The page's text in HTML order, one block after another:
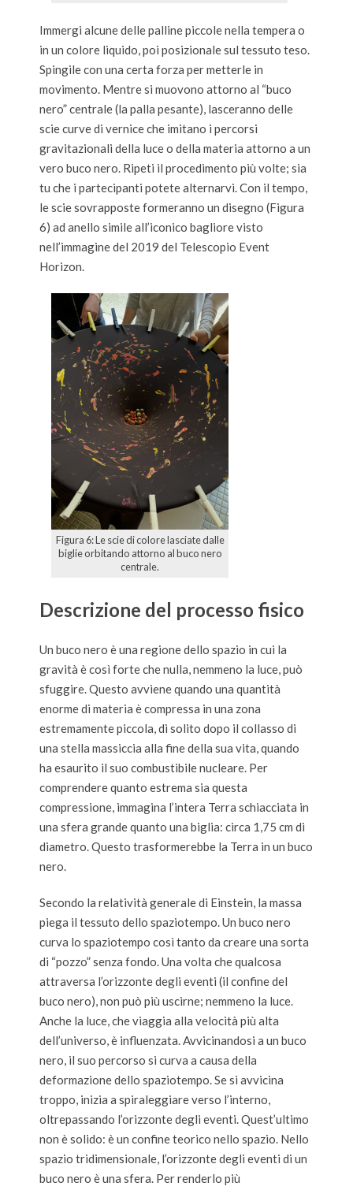
Immergi alcune delle palline piccole nella tempera o
in un colore liquido, poi posizionale sul tessuto teso.
Spingile con una certa forza per metterle in
movimento. Mentre si muovono attorno al “buco
nero” centrale (la palla pesante), lasceranno delle
scie curve di vernice che imitano i percorsi
gravitazionali della luce o della materia attorno a un
vero buco nero. Ripeti il procedimento più volte; sia
tu che i partecipanti potete alternarvi. Con il tempo,
le scie sovrapposte formeranno un disegno (Figura
6) ad anello simile all’iconico bagliore visto
nell’immagine del 2019 del Telescopio Event
Horizon.
Figura 6: Le scie di colore lasciate dalle
biglie orbitando attorno al buco nero
centrale.
Descrizione del processo fisico
Un buco nero è una regione dello spazio in cui la
gravità è così forte che nulla, nemmeno la luce, può
sfuggire. Questo avviene quando una quantità
enorme di materia è compressa in una zona
estremamente piccola, di solito dopo il collasso di
una stella massiccia alla fine della sua vita, quando
ha esaurito il suo combustibile nucleare. Per
comprendere quanto estrema sia questa
compressione, immagina l’intera Terra schiacciata in
una sfera grande quanto una biglia: circa 1,75 cm di
diametro. Questo trasformerebbe la Terra in un buco
nero.
Secondo la relatività generale di Einstein, la massa
piega il tessuto dello spaziotempo. Un buco nero
curva lo spaziotempo così tanto da creare una sorta
di “pozzo” senza fondo. Una volta che qualcosa
attraversa l’orizzonte degli eventi (il confine del
buco nero), non può più uscirne; nemmeno la luce.
Anche la luce, che viaggia alla velocità più alta
dell’universo, è influenzata. Avvicinandosi a un buco
nero, il suo percorso si curva a causa della
deformazione dello spaziotempo. Se si avvicina
troppo, inizia a spiraleggiare verso l’interno,
oltrepassando l’orizzonte degli eventi. Quest’ultimo
non è solido: è un confine teorico nello spazio. Nello
spazio tridimensionale, l’orizzonte degli eventi di un
buco nero è una sfera. Per renderlo più